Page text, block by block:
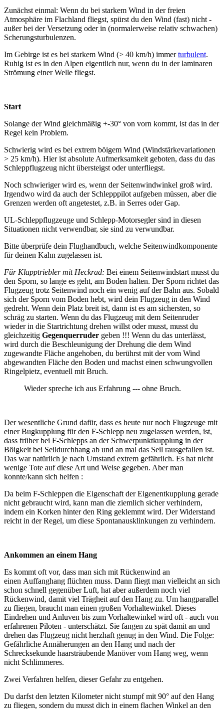
Zunächst einmal: Wenn du bei starkem Wind in der freien
Atmosphäre im Flachland fliegst, spürst du den Wind (fast) nicht -
außer bei der Versetzung oder in (normalerweise relativ schwachen)
Scherungsturbulenzen.
Im Gebirge ist es bei starkem Wind (> 40 km/h) immerturbulent.
Ruhig ist es in den Alpen eigentlich nur, wenn du in der laminaren
Strömung einer Welle fliegst.
Start
Solange der Wind gleichmäßig +-30° von vorn kommt, ist das in der
Regel kein Problem.
Schwierig wird es bei extrem böigem Wind (Windstärke­variationen
> 25 km/h). Hier ist absolute Aufmerksamkeit geboten, dass du das
Schleppflugzeug nicht übersteigst oder unterfliegst.
Noch schwieriger wird es, wenn der Seitenwindwinkel groß wird.
Irgendwo wird da auch der Schlepppilot aufgeben müssen, aber die
Grenzen werden oft angetestet, z.B. in Serres oder Gap.
UL-Schleppflugzeuge und Schlepp-Motorsegler sind in diesen
Situationen nicht verwendbar, sie sind zu verwundbar.
Bitte überprüfe dein Flughandbuch, welche Seitenwindkomponente
für deinen Kahn zugelassen ist.
Für Klapptriebler mit Heckrad: Bei einem Seitenwindstart musst du
den Sporn, so lange es geht, am Boden halten. Der Sporn richtet das
Flugzeug trotz Seitenwind noch ein wenig auf der Bahn aus. Sobald
sich der Sporn vom Boden hebt, wird dein Flugzeug in den Wind
gedreht. Wenn dein Platz breit ist, dann ist es am sichersten, so
schräg zu starten. Wenn du das Flugzeug mit dem Seitenruder
wieder in die Startrichtung drehen willst oder musst, musst du
gleichzeitig Gegenquerruder geben !!! Wenn du das unterlässt,
wird durch die Beschleunigung der Drehung die dem Wind
zugewandte Fläche angehoben, du berührst mit der vom Wind
abgewandten Fläche den Boden und machst einen schwungvollen
Ringelpietz, eventuell mit Bruch.
Wieder spreche ich aus Erfahrung --- ohne Bruch.
Der wesentliche Grund dafür, dass es heute nur noch Flugzeuge mit
einer Bugkupplung für den F-Schlepp neu zugelassen werden, ist,
dass früher bei F-Schlepps an der Schwerpunktkupplung in der
Böigkeit bei Seildurchhang ab und an mal das Seil rausgefallen ist.
Das war natürlich je nach Umstand extrem gefährlich. Es hat nicht
wenige Tote auf diese Art und Weise gegeben. Aber man
konnte/kann sich helfen :
Da beim F-Schleppen die Eigenschaft der Eigenentkupplung gerade
nicht gebraucht wird, kann man die ziemlich sicher verhindern,
indem ein Korken hinter den Ring geklemmt wird. Der Widerstand
reicht in der Regel, um diese Spontanausklinkungen zu verhindern.
Ankommen an einem Hang
Es kommt oft vor, dass man sich mit Rückenwind an
einen Auffanghang flüchten muss. Dann fliegt man vielleicht an sich
schon schnell gegenüber Luft, hat aber außerdem noch viel
Rückenwind, damit viel Trägheit auf den Hang zu. Um hangparallel
zu fliegen, braucht man einen großen Vorhaltewinkel. Dieses
Eindrehen und Anluven bis zum Vorhaltewinkel wird oft - auch von
erfahrenen Piloten - unterschätzt. Sie fangen zu spät damit an und
drehen das Flugzeug nicht herzhaft genug in den Wind. Die Folge:
Gefährliche Annäherungen an den Hang und nach der
Schrecksekunde haarsträubende Manöver vom Hang weg, wenn
nicht Schlimmeres.
Zwei Verfahren helfen, dieser Gefahr zu entgehen.
Du darfst den letzten Kilometer nicht stumpf mit 90° auf den Hang
zu fliegen, sondern du musst dich in einem flachen Winkel an den